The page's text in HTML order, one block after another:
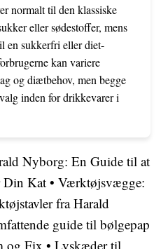
normalt til den klassiske
eller sødestoffer, mens
en sukkerfri eller diet-
kan variere
og diætbehov, men begge
inden for drikkevarer i
Nyborg: En Guide til at
Din Kat • Værktøjsvægge:
fra Harald
guide til bølgepap
og Fix • Lyskæder til